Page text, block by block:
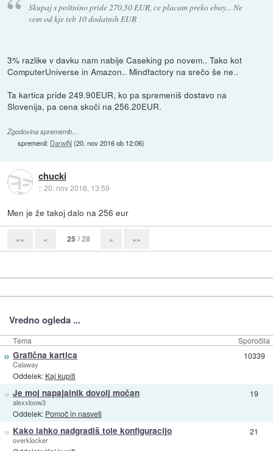
Skupaj s poštnino pride 270,50 EUR, ce placam preko ebay... Ne
vem od kje teb 10 dodatnih EUR
3% razlike v davku nam nabije Caseking po novem.. Tako kot
ComputerUniverse in Amazon.. Mindfactory na srečo še ne..
Ta kartica pride 249.90EUR, ko pa spremeniš dostavo na
Slovenija, pa cena skoči na 256.20EUR.
Zgodovina sprememb…
spremenil: DarwiN (20. nov 2016 ob 12:06)
chucki
::20. nov 2016, 13:59
Men je že takoj dalo na 256 eur
«« « 25 / 28 » »»
Vredno ogleda ...
Tema Sporočila
» Grafična kartica
Calaway
Oddelek: Kaj kupiti
10339
» Je moj napajalnik dovolj močan
alexxloow3
Oddelek: Pomoč in nasveti
19
» Kako lahko nadgradiš tole konfiguracijo
overklocker
21